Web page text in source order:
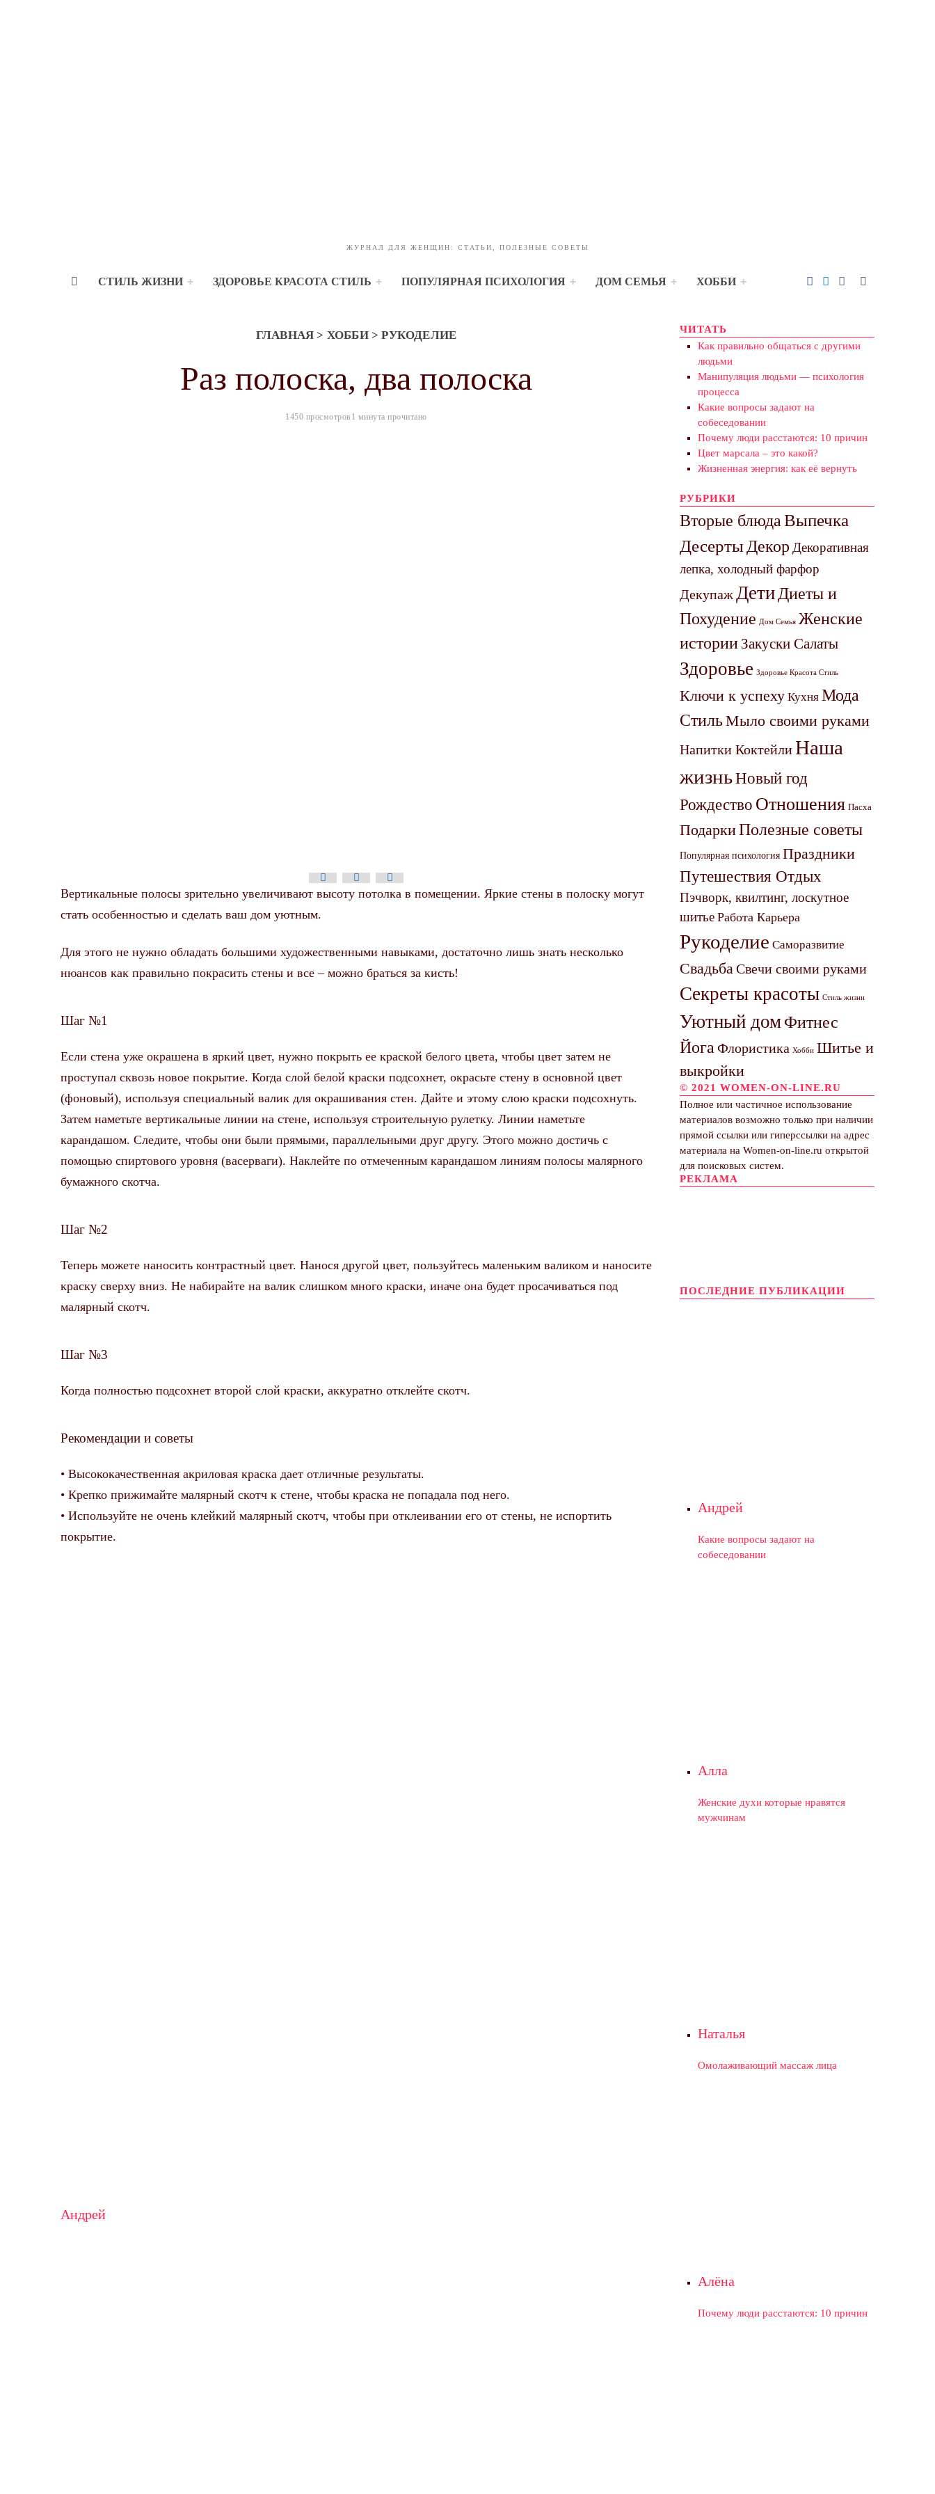
ЖУРНАЛ ДЛЯ ЖЕНЩИН: СТАТЬИ, ПОЛЕЗНЫЕ СОВЕТЫ
СТИЛЬ ЖИЗНИ ЗДОРОВЬЕ КРАСОТА СТИЛЬ ПОПУЛЯРНАЯ ПСИХОЛОГИЯ ДОМ СЕМЬЯ ХОББИ
ГЛАВНАЯ > ХОББИ>РУКОДЕЛИЕ
Раз полоска, два полоска
1450 просмотров 1 минута прочитано
Вертикальные полосы зрительно увеличивают высоту потолка в помещении. Яркие стены в полоску могут
стать особенностью и сделать ваш дом уютным.
Для этого не нужно обладать большими художественными навыками, достаточно лишь знать несколько
нюансов как правильно покрасить стены и все – можно браться за кисть!
Шаг №1
Если стена уже окрашена в яркий цвет, нужно покрыть ее краской белого цвета, чтобы цвет затем не
проступал сквозь новое покрытие. Когда слой белой краски подсохнет, окрасьте стену в основной цвет
(фоновый), используя специальный валик для окрашивания стен. Дайте и этому слою краски подсохнуть.
Затем наметьте вертикальные линии на стене, используя строительную рулетку. Линии наметьте
карандашом. Следите, чтобы они были прямыми, параллельными друг другу. Этого можно достичь с
помощью спиртового уровня (васерваги). Наклейте по отмеченным карандашом линиям полосы малярного
бумажного скотча.
Шаг №2
Теперь можете наносить контрастный цвет. Нанося другой цвет, пользуйтесь маленьким валиком и наносите
краску сверху вниз. Не набирайте на валик слишком много краски, иначе она будет просачиваться под
малярный скотч.
Шаг №3
Когда полностью подсохнет второй слой краски, аккуратно отклейте скотч.
Рекомендации и советы
• Высококачественная акриловая краска дает отличные результаты.
• Крепко прижимайте малярный скотч к стене, чтобы краска не попадала под него.
• Используйте не очень клейкий малярный скотч, чтобы при отклеивании его от стены, не испортить
покрытие.
Андрей
ЧИТАТЬ
Как правильно общаться с другими
людьми
Манипуляция людьми — психология
процесса
Какие вопросы задают на
собеседовании
Почему люди расстаются: 10 причин
Цвет марсала – это какой?
Жизненная энергия: как её вернуть
РУБРИКИ
Вторые блюда Выпечка
Десерты Декор Декоративная
лепка, холодный фарфор
ДекупажДети Диеты и
Похудение Дом Семья Женские
истории Закуски Салаты
Здоровье Здоровье Красота Стиль
Ключи к успеху Кухня Мода
СтильМыло своими руками
Напитки КоктейлиНаша
жизньНовый год
Рождество Отношения Пасха
ПодаркиПолезные советы
Популярная психология Праздники
Путешествия Отдых
Пэчворк, квилтинг, лоскутное
шитье Работа Карьера
Рукоделие Саморазвитие
СвадьбаСвечи своими руками
Секреты красоты Стиль жизни
Уютный домФитнес
Йога Флористика Хобби Шитье и
выкройки
© 2021 WOMEN-ON-LINE.RU
Полное или частичное использование
материалов возможно только при наличии
прямой ссылки или гиперссылки на адрес
материала на Women-on-line.ru открытой
для поисковых систем.
РЕКЛАМА
ПОСЛЕДНИЕ ПУБЛИКАЦИИ
Андрей
Какие вопросы задают на
собеседовании
Алла
Женские духи которые нравятся
мужчинам
Наталья
Омолаживающий массаж лица
Алёна
Почему люди расстаются: 10 причин